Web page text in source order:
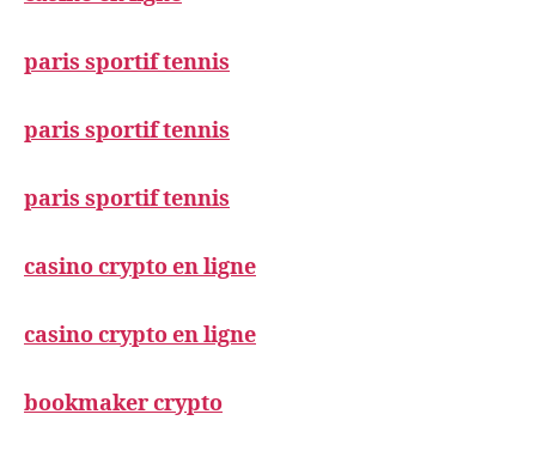
paris sportif tennis
paris sportif tennis
paris sportif tennis
casino crypto en ligne
casino crypto en ligne
bookmaker crypto